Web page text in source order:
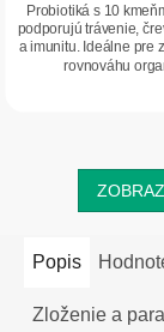
Probiotiká s 10
podporujú trávenie,
a imunitu. Ideálne pre
rovnováhu
Popis
Zloženie a